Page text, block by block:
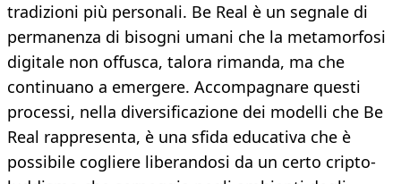
tradizioni più personali. Be Real è un segnale di
permanenza di bisogni umani che la metamorfosi
digitale non offusca, talora rimanda, ma che
continuano a emergere. Accompagnare questi
processi, nella diversificazione dei modelli che Be
Real rappresenta, è una sfida educativa che è
possibile cogliere liberandosi da un certo cripto-